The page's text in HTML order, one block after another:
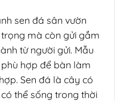
sen đá sân vườn
mà còn gửi gắm
từ người gửi. Mẫu
hợp để bàn làm
Sen đá là cây có
thể sống trong thời